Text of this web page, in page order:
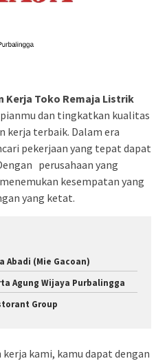
Kerja Toko Remaja Listrik
dan tingkatkan kualitas
kerja terbaik. Dalam era
pekerjaan yang tepat dapat
perusahaan yang
kesempatan yang
yang ketat.
Abadi (Mie Gacoan)
Agung Wijaya Purbalingga
Group
kami, kamu dapat dengan